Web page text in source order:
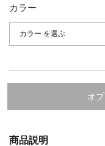
カラー
オ
商品説明